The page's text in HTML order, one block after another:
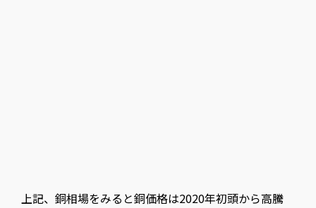
上記、銅相場をみると銅価格は2020年初頭から高騰